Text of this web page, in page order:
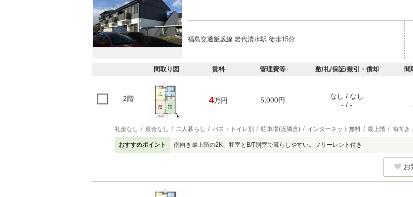
福島交通飯坂線 岩代清水駅 徒歩15分
間取り図 賃料 管理費等 敷/礼/保証/敷引・償却 間
2階 4万円 5,000円
なし / なし
- / -
礼金なし 敷金なし 二人暮らし バス・トイレ別 駐車場(近隣含) インターネット無料 最上階 南向き
おすすめポイント 南向き最上階の2K、和室とB/T別室で暮らしやすい。フリーレント付き
お